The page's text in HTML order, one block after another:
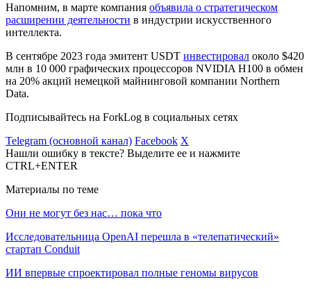
Напомним, в марте компания объявила о стратегическом
расширении деятельности в индустрии искусственного
интеллекта.
В сентябре 2023 года эмитент USDT инвестировал около $420
млн в 10 000 графических процессоров NVIDIA H100 в обмен
на 20% акций немецкой майнинговой компании Northern
Data.
Подписывайтесь на ForkLog в социальных сетях
Telegram (основной канал) Facebook X
Нашли ошибку в тексте? Выделите ее и нажмите
CTRL+ENTER
Материалы по теме
Они не могут без нас… пока что
Исследовательница OpenAI перешла в «телепатический»
стартап Conduit
ИИ впервые спроектировал полные геномы вирусов